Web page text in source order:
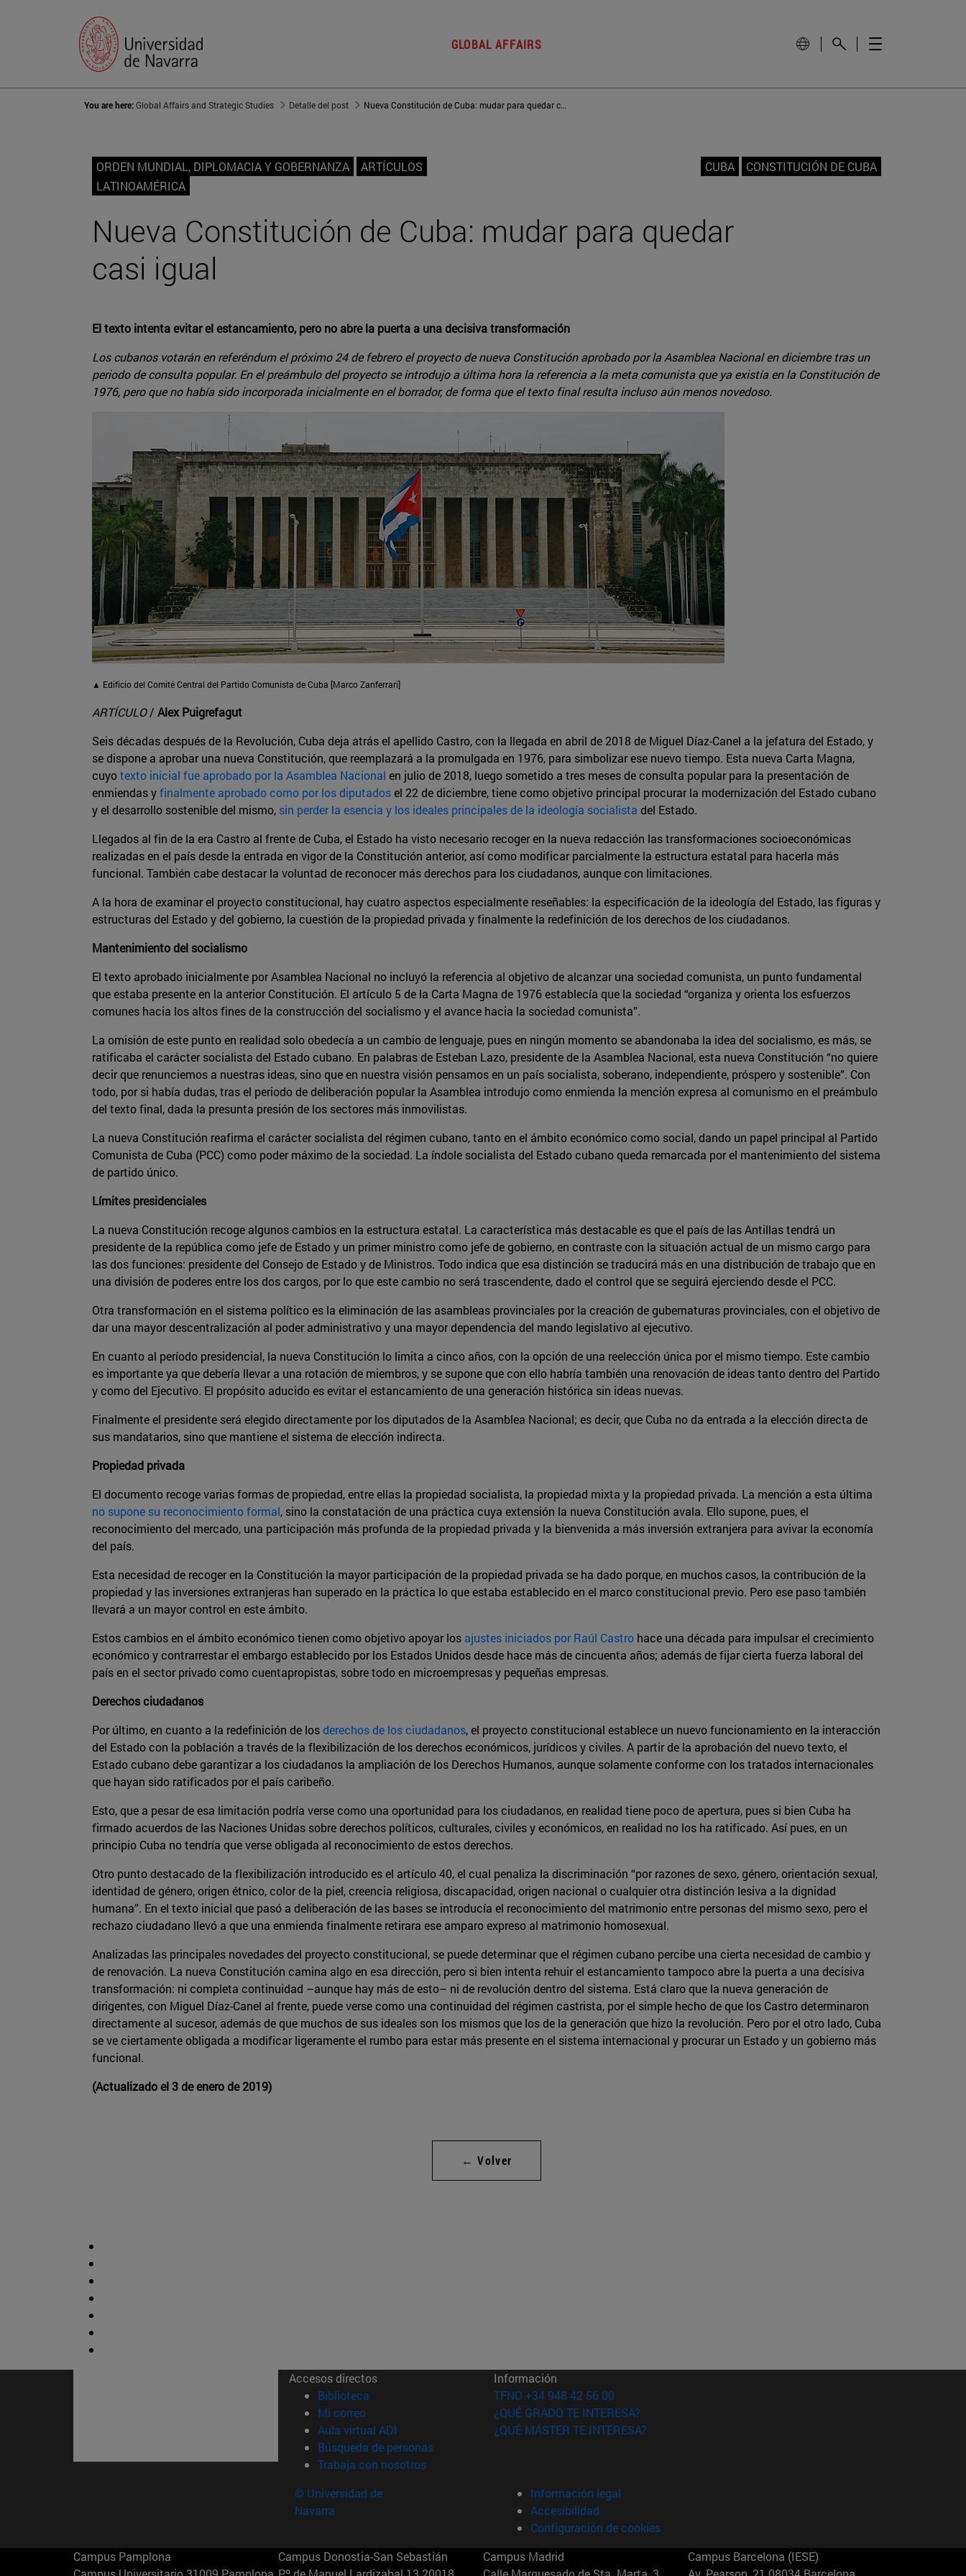
GLOBAL AFFAIRS
You are here:Global Affairs and Strategic Studies Detalle del post Nueva Constitución de Cuba: mudar para quedar casi igual
ORDEN MUNDIAL, DIPLOMACIA Y GOBERNANZA
ARTÍCULOS
LATINOAMÉRICA
CUBA CONSTITUCIÓN DE CUBA
Nueva Constitución de Cuba: mudar para quedar
casi igual
El texto intenta evitar el estancamiento, pero no abre la puerta a una decisiva transformación
Los cubanos votarán en referéndum el próximo 24 de febrero el proyecto de nueva Constitución aprobado por la Asamblea Nacional en diciembre tras un
periodo de consulta popular. En el preámbulo del proyecto se introdujo a última hora la referencia a la meta comunista que ya existía en la Constitución de
1976, pero que no había sido incorporada inicialmente en el borrador, de forma que el texto final resulta incluso aún menos novedoso.
▲ Edificio del Comité Central del Partido Comunista de Cuba [Marco Zanferrari]
ARTÍCULO/ Alex Puigrefagut
Seis décadas después de la Revolución, Cuba deja atrás el apellido Castro, con la llegada en abril de 2018 de Miguel Díaz-Canel a la jefatura del Estado, y
se dispone a aprobar una nueva Constitución, que reemplazará a la promulgada en 1976, para simbolizar ese nuevo tiempo. Esta nueva Carta Magna,
cuyotexto inicial fue aprobado por la Asamblea Nacional en julio de 2018, luego sometido a tres meses de consulta popular para la presentación de
enmiendas yfinalmente aprobado como por los diputadosel 22 de diciembre, tiene como objetivo principal procurar la modernización del Estado cubano
y el desarrollo sostenible del mismo, sin perder la esencia y los ideales principales de la ideología socialista del Estado.
Llegados al fin de la era Castro al frente de Cuba, el Estado ha visto necesario recoger en la nueva redacción las transformaciones socioeconómicas
realizadas en el país desde la entrada en vigor de la Constitución anterior, así como modificar parcialmente la estructura estatal para hacerla más
funcional. También cabe destacar la voluntad de reconocer más derechos para los ciudadanos, aunque con limitaciones.
A la hora de examinar el proyecto constitucional, hay cuatro aspectos especialmente reseñables: la especificación de la ideología del Estado, las figuras y
estructuras del Estado y del gobierno, la cuestión de la propiedad privada y finalmente la redefinición de los derechos de los ciudadanos.
Mantenimiento del socialismo
El texto aprobado inicialmente por Asamblea Nacional no incluyó la referencia al objetivo de alcanzar una sociedad comunista, un punto fundamental
que estaba presente en la anterior Constitución. El artículo 5 de la Carta Magna de 1976 establecía que la sociedad “organiza y orienta los esfuerzos
comunes hacia los altos fines de la construcción del socialismo y el avance hacia la sociedad comunista”.
La omisión de este punto en realidad solo obedecía a un cambio de lenguaje, pues en ningún momento se abandonaba la idea del socialismo, es más, se
ratificaba el carácter socialista del Estado cubano. En palabras de Esteban Lazo, presidente de la Asamblea Nacional, esta nueva Constitución “no quiere
decir que renunciemos a nuestras ideas, sino que en nuestra visión pensamos en un país socialista, soberano, independiente, próspero y sostenible”. Con
todo, por si había dudas, tras el periodo de deliberación popular la Asamblea introdujo como enmienda la mención expresa al comunismo en el preámbulo
del texto final, dada la presunta presión de los sectores más inmovilistas.
La nueva Constitución reafirma el carácter socialista del régimen cubano, tanto en el ámbito económico como social, dando un papel principal al Partido
Comunista de Cuba (PCC) como poder máximo de la sociedad. La índole socialista del Estado cubano queda remarcada por el mantenimiento del sistema
de partido único.
Límites presidenciales
La nueva Constitución recoge algunos cambios en la estructura estatal. La característica más destacable es que el país de las Antillas tendrá un
presidente de la república como jefe de Estado y un primer ministro como jefe de gobierno, en contraste con la situación actual de un mismo cargo para
las dos funciones: presidente del Consejo de Estado y de Ministros. Todo indica que esa distinción se traducirá más en una distribución de trabajo que en
una división de poderes entre los dos cargos, por lo que este cambio no será trascendente, dado el control que se seguirá ejerciendo desde el PCC.
Otra transformación en el sistema político es la eliminación de las asambleas provinciales por la creación de gubernaturas provinciales, con el objetivo de
dar una mayor descentralización al poder administrativo y una mayor dependencia del mando legislativo al ejecutivo.
En cuanto al período presidencial, la nueva Constitución lo limita a cinco años, con la opción de una reelección única por el mismo tiempo. Este cambio
es importante ya que debería llevar a una rotación de miembros, y se supone que con ello habría también una renovación de ideas tanto dentro del Partido
y como del Ejecutivo. El propósito aducido es evitar el estancamiento de una generación histórica sin ideas nuevas.
Finalmente el presidente será elegido directamente por los diputados de la Asamblea Nacional; es decir, que Cuba no da entrada a la elección directa de
sus mandatarios, sino que mantiene el sistema de elección indirecta.
Propiedad privada
El documento recoge varias formas de propiedad, entre ellas la propiedad socialista, la propiedad mixta y la propiedad privada. La mención a esta última
no supone su reconocimiento formal, sino la constatación de una práctica cuya extensión la nueva Constitución avala. Ello supone, pues, el
reconocimiento del mercado, una participación más profunda de la propiedad privada y la bienvenida a más inversión extranjera para avivar la economía
del país.
Esta necesidad de recoger en la Constitución la mayor participación de la propiedad privada se ha dado porque, en muchos casos, la contribución de la
propiedad y las inversiones extranjeras han superado en la práctica lo que estaba establecido en el marco constitucional previo. Pero ese paso también
llevará a un mayor control en este ámbito.
Estos cambios en el ámbito económico tienen como objetivo apoyar los ajustes iniciados por Raúl Castro hace una década para impulsar el crecimiento
económico y contrarrestar el embargo establecido por los Estados Unidos desde hace más de cincuenta años; además de fijar cierta fuerza laboral del
país en el sector privado como cuentapropistas, sobre todo en microempresas y pequeñas empresas.
Derechos ciudadanos
Por último, en cuanto a la redefinición de losderechos de los ciudadanos, el proyecto constitucional establece un nuevo funcionamiento en la interacción
del Estado con la población a través de la flexibilización de los derechos económicos, jurídicos y civiles. A partir de la aprobación del nuevo texto, el
Estado cubano debe garantizar a los ciudadanos la ampliación de los Derechos Humanos, aunque solamente conforme con los tratados internacionales
que hayan sido ratificados por el país caribeño.
Esto, que a pesar de esa limitación podría verse como una oportunidad para los ciudadanos, en realidad tiene poco de apertura, pues si bien Cuba ha
firmado acuerdos de las Naciones Unidas sobre derechos políticos, culturales, civiles y económicos, en realidad no los ha ratificado. Así pues, en un
principio Cuba no tendría que verse obligada al reconocimiento de estos derechos.
Otro punto destacado de la flexibilización introducido es el artículo 40, el cual penaliza la discriminación “por razones de sexo, género, orientación sexual,
identidad de género, origen étnico, color de la piel, creencia religiosa, discapacidad, origen nacional o cualquier otra distinción lesiva a la dignidad
humana”. En el texto inicial que pasó a deliberación de las bases se introducía el reconocimiento del matrimonio entre personas del mismo sexo, pero el
rechazo ciudadano llevó a que una enmienda finalmente retirara ese amparo expreso al matrimonio homosexual.
Analizadas las principales novedades del proyecto constitucional, se puede determinar que el régimen cubano percibe una cierta necesidad de cambio y
de renovación. La nueva Constitución camina algo en esa dirección, pero si bien intenta rehuir el estancamiento tampoco abre la puerta a una decisiva
transformación: ni completa continuidad –aunque hay más de esto– ni de revolución dentro del sistema. Está claro que la nueva generación de
dirigentes, con Miguel Díaz-Canel al frente, puede verse como una continuidad del régimen castrista, por el simple hecho de que los Castro determinaron
directamente al sucesor, además de que muchos de sus ideales son los mismos que los de la generación que hizo la revolución. Pero por el otro lado, Cuba
se ve ciertamente obligada a modificar ligeramente el rumbo para estar más presente en el sistema internacional y procurar un Estado y un gobierno más
funcional.
(Actualizado el 3 de enero de 2019)
← Volver
Accesos directos
Biblioteca (abre en nueva ventana)
Mi correo(abre en nueva ventana)
Aula virtual ADI (abre en nueva ventana)
Búsqueda de personas(abre en nueva ventana)
Trabaja con nosotros(abre en nueva ventana)
Información
TFNO +34 948 42 56 00
¿QUÉ GRADO TE INTERESA?
¿QUÉ MÁSTER TE INTERESA?
© Universidad de
Navarra
Información legal
Accesibilidad
Configuración de cookies
Campus Pamplona
Campus Donostia-San Sebastián
Campus Madrid
Campus Barcelona (IESE)